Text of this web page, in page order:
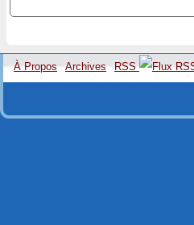
À Propos Archives RSS